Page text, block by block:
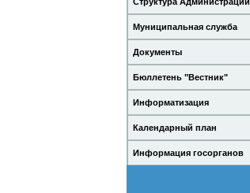
Муниципальная служба
Документы
Бюллетень "Вестник"
Информатизация
Календарный план
Информация госорганов